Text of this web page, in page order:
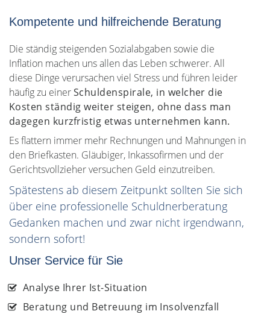
Kompetente und hilfreichende Beratung
Die ständig steigenden Sozialabgaben sowie die
Inflation machen uns allen das Leben schwerer. All
diese Dinge verursachen viel Stress und führen leider
häufig zu einerSchuldenspirale, in welcher die
Kosten ständig weiter steigen, ohne dass man
dagegen kurzfristig etwas unternehmen kann.
Es flattern immer mehr Rechnungen und Mahnungen in
den Briefkasten. Gläubiger, Inkassofirmen und der
Gerichtsvollzieher versuchen Geld einzutreiben.
Spätestens ab diesem Zeitpunkt sollten Sie sich
über eine professionelle Schuldnerberatung
Gedanken machen und zwar nicht irgendwann,
sondern sofort!
Unser Service für Sie
Analyse Ihrer Ist-Situation
Beratung und Betreuung im Insolvenzfall